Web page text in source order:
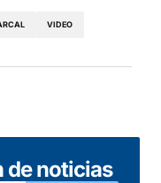
VIDEO
de noticias